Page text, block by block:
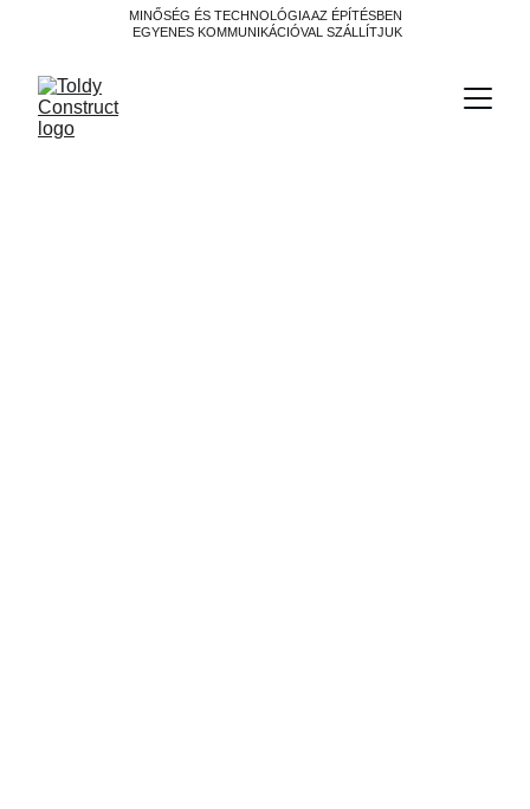
MINŐSÉG ÉS TECHNOLÓGIA AZ ÉPÍTÉSBEN
EGYENES KOMMUNIKÁCIÓVAL SZÁLLÍTJUK